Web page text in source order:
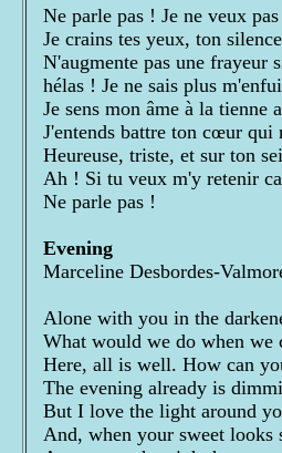
Ne parle pas ! Je ne veux
Je crains tes yeux, ton
N'augmente pas une frayeur
hélas ! Je ne sais plus
Je sens mon âme à la tienne
J'entends battre ton cœur qui
Heureuse, triste, et sur ton
Ah ! Si tu veux m'y retenir
Ne parle pas !
Evening
Marceline Desbordes-
Alone with you in the
What would we do when we
Here, all is well. How can
The evening already is
But I love the light around
And, when your sweet looks